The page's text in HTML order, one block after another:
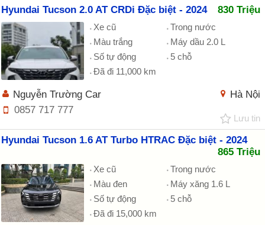
Hyundai Tucson 2.0 AT CRDi Đặc biệt - 2024
830 Triệu
Xe cũ
Trong nước
Màu trắng
Máy dầu 2.0 L
Số tự động
5 chỗ
Đã đi 11,000 km
Hà Nội
Nguyễn Trường Car
0857 717 777
Lưu tin
Hyundai Tucson 1.6 AT Turbo HTRAC Đặc biệt - 2024
865 Triệu
Xe cũ
Trong nước
Màu đen
Máy xăng 1.6 L
Số tự động
5 chỗ
Đã đi 15,000 km